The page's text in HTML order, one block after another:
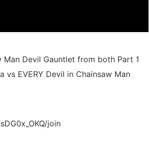
Man Devil Gauntlet from both Part 1
vs EVERY Devil in Chainsaw Man
join